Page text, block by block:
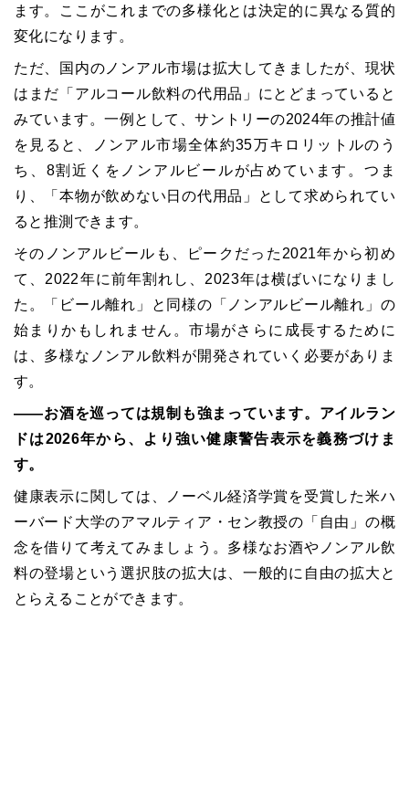
ます。ここがこれまでの多様化とは決定的に異なる質的
変化になります。
ただ、国内のノンアル市場は拡大してきましたが、現状
はまだ「アルコール飲料の代用品」にとどまっていると
みています。一例として、サントリーの2024年の推計値
を見ると、ノンアル市場全体約35万キロリットルのう
ち、8割近くをノンアルビールが占めています。つま
り、「本物が飲めない日の代用品」として求められてい
ると推測できます。
そのノンアルビールも、ピークだった2021年から初め
て、2022年に前年割れし、2023年は横ばいになりまし
た。「ビール離れ」と同様の「ノンアルビール離れ」の
始まりかもしれません。市場がさらに成長するために
は、多様なノンアル飲料が開発されていく必要がありま
す。
――お酒を巡っては規制も強まっています。アイルラン
ドは2026年から、より強い健康警告表示を義務づけま
す。
健康表示に関しては、ノーベル経済学賞を受賞した米ハ
ーバード大学のアマルティア・セン教授の「自由」の概
念を借りて考えてみましょう。多様なお酒やノンアル飲
料の登場という選択肢の拡大は、一般的に自由の拡大と
とらえることができます。